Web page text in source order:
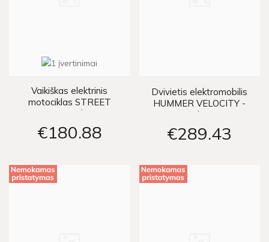
Vaikiškas elektrinis
motociklas STREET
BOB - raudonas
€180 88
Dvivietis elektromobilis
HUMMER VELOCITY -
žalias
€289 43